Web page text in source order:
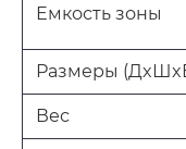
Емкость зоны
Размеры
Вес